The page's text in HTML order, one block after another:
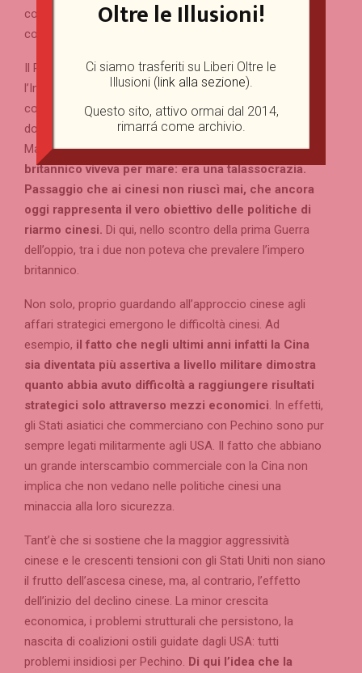
costruire navi e flotte sempre più avanzate per
controllare gli oceani e in ultima analisi il mondo.
Il Paese che lo fece meglio e in modo più compiuto fu
l’Inghilterra. Gli inglesi furono coloro che riuscirono a
completare il processo che ha portato l’essere umano a
dominare il mare, tema ben illustrato nel libro «Terra e
Mare» del filosofo tedescoCarl Schmitt.L’impero
britannico viveva per mare: era una talassocrazia.
Passaggio che ai cinesi non riuscì mai, che ancora
oggi rappresenta il vero obiettivo delle politiche di
riarmo cinesi. Di qui, nello scontro della prima Guerra
dell’oppio, tra i due non poteva che prevalere l’impero
britannico.
Non solo, proprio guardando all’approccio cinese agli
affari strategici emergono le difficoltà cinesi. Ad
esempio, il fatto che negli ultimi anni infatti la Cina
sia diventata più assertiva a livello militare dimostra
quanto abbia avuto difficoltà a raggiungere risultati
strategici solo attraverso mezzi economici. In effetti,
gli Stati asiatici che commerciano con Pechino sono pur
sempre legati militarmente agli USA. Il fatto che abbiano
un grande interscambio commerciale con la Cina non
implica che non vedano nelle politiche cinesi una
minaccia alla loro sicurezza.
Tant’è che si sostiene che la maggior aggressività
cinese e le crescenti tensioni con gli Stati Uniti non siano
il frutto dell’ascesa cinese, ma, al contrario, l’effetto
dell’inizio del declino cinese. La minor crescita
economica, i problemi strutturali che persistono, la
nascita di coalizioni ostili guidate dagli USA: tutti
problemi insidiosi per Pechino. Di qui l’idea che la
Oltre le Illusioni!
Ci siamo trasferiti su Liberi Oltre le
Illusioni (link alla sezione).
Questo sito, attivo ormai dal 2014,
rimarrá come archivio.